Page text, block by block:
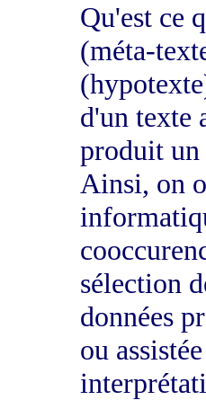
Qu'est ce
(méta-
d'un texte
produit un
Ainsi, on
sélection
données
ou